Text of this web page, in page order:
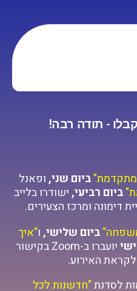
- תודה רבה!
ביום שני,ופאנל
ביום רביעי,ישודרו בלייב
דימונה ומרכז הצעירים.
ביום שלישי,ו"איך
יועברו ב-Zoom בקישור
האירוע.
לסדנת"חדשנות לכל